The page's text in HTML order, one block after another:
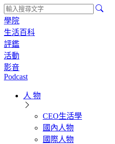
學院
生活百科
評鑑
活動
影音
Podcast
人 物
CEO生活學
國內人物
國際人物